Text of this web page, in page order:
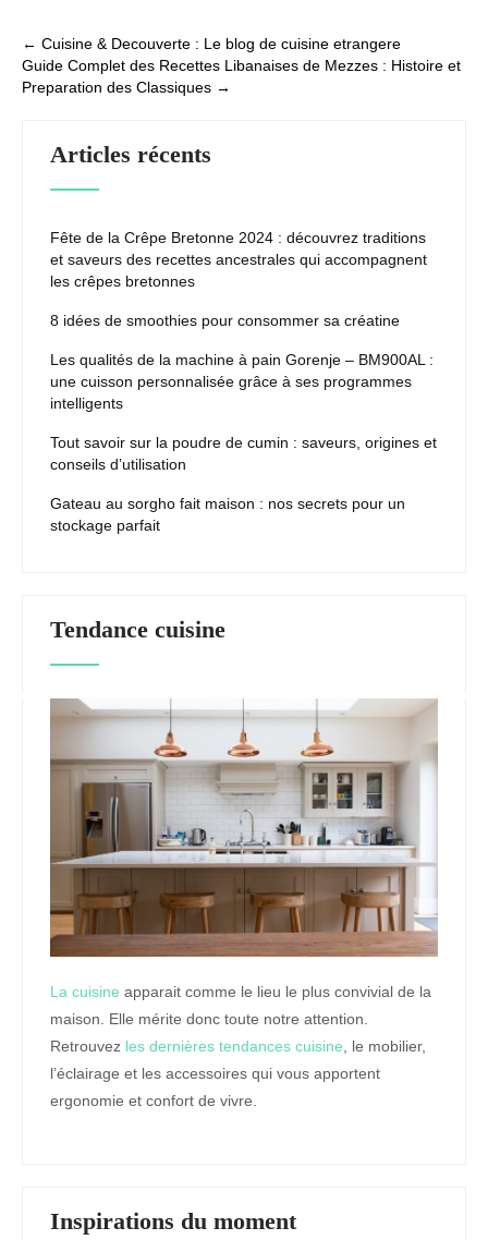
ancestrales qui
accompagnent les
crêpes bretonnes
Post
navigation
← Cuisine & Decouverte : Le blog de cuisine etrangere
Guide Complet des Recettes Libanaises de Mezzes : Histoire et
Preparation des Classiques →
Articles récents
Fête de la Crêpe Bretonne 2024 : découvrez traditions
et saveurs des recettes ancestrales qui accompagnent
les crêpes bretonnes
8 idées de smoothies pour consommer sa créatine
Les qualités de la machine à pain Gorenje – BM900AL :
une cuisson personnalisée grâce à ses programmes
intelligents
Tout savoir sur la poudre de cumin : saveurs, origines et
conseils d’utilisation
Gateau au sorgho fait maison : nos secrets pour un
stockage parfait
Tendance cuisine
La cuisine apparait comme le lieu le plus convivial de la
maison. Elle mérite donc toute notre attention.
Retrouvez les dernières tendances cuisine , le mobilier,
l’éclairage et les accessoires qui vous apportent
ergonomie et confort de vivre.
Inspirations du moment